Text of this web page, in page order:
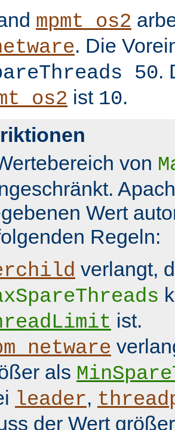
mpmt_os2
. Die
50.
ist 10.
von
Wert
Regeln:
verlangt,
ist.
als
leader,
der Wert